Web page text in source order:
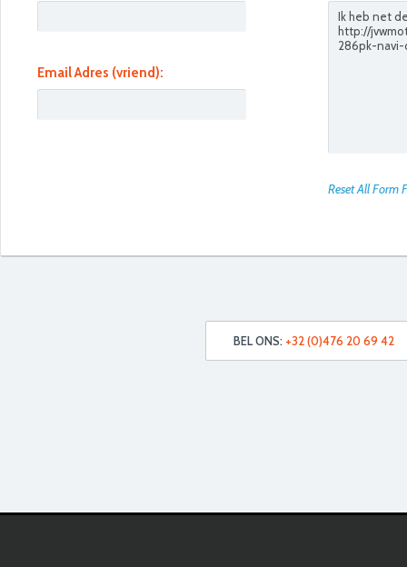
Email Adres (vriend):
Reset All Form
BEL ONS: +32 (0)476 20 69 42